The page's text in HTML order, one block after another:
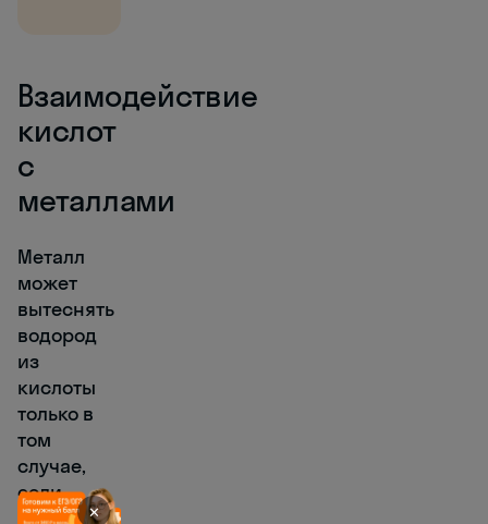
Взаимодействие
кислот
с
металлами
Металл
может
вытеснять
водород
из
кислоты
только в
том
случае,
если
металл ✕